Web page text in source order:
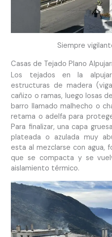
Siempre
Casas de Tejado Plano
Los tejados en la
estructuras de madera
cañizo o ramas, luego losas
barro llamado malhecho o
retama o adelfa para
Para finalizar, una capa
plateada o azulada muy
esta al mezclarse con agua,
que se compacta y se
aislamiento térmico.